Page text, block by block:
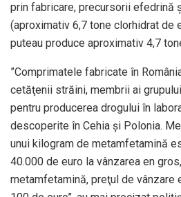
prin fabricare, precursorii efedrină
(aproximativ 6,7 tone clorhidrat de
puteau produce aproximativ 4,7
”Comprimatele fabricate în
cetăţenii străini, membrii ai
pentru producerea drogului în
descoperite în Cehia şi Polonia.
unui kilogram de metamfetamină
40.000 de euro la vânzarea en
metamfetamină, preţul de vânzare